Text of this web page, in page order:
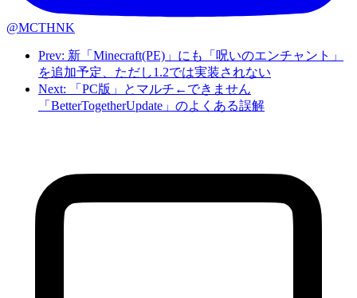
@MCTHNK
Prev: 新「Minecraft(PE)」にも「呪いのエンチャント」
を追加予定、ただし1.2では実装されない
Next: 「PC版」とマルチ←できません
「BetterTogetherUpdate」のよくある誤解